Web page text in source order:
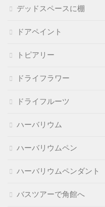
デッドスペースに棚
ドアペイント
トピアリー
ドライフラワー
ドライフルーツ
ハーバリウム
ハーバリウムペン
ハーバリウムペンダント
バスツアーで角館へ